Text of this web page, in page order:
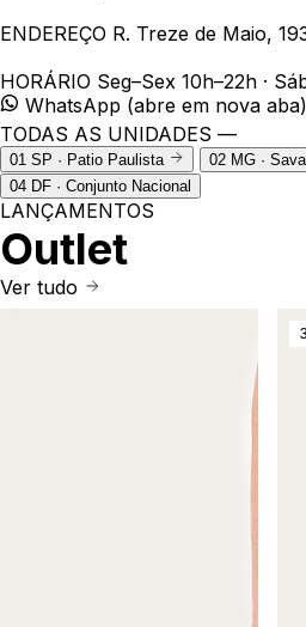
ENDEREÇO R. Treze de Maio,
HORÁRIO Seg–Sex 10h–22h ·
WhatsApp (abre em nova aba)
TODAS AS UNIDADES —
01 SP · Patio Paulista 02 MG ·
04 DF · Conjunto Nacional
LANÇAMENTOS
Outlet
Ver tudo